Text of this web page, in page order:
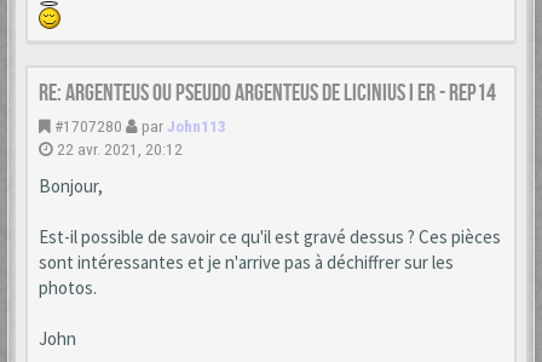
Re: Argenteus ou pseudo argenteus de LICINIUS I er - REP14
#1707280 par John113
22 avr. 2021, 20:12
Bonjour,
Est-il possible de savoir ce qu'il est gravé dessus ? Ces pièces
sont intéressantes et je n'arrive pas à déchiffrer sur les
photos.
John